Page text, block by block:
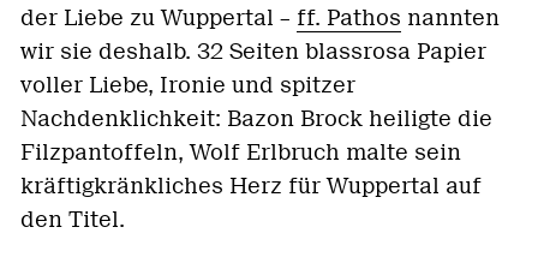
der Liebe zu Wuppertal – ff. Pathos nannten
wir sie deshalb. 32 Seiten blassrosa Papier
voller Liebe, Ironie und spitzer
Nachdenklichkeit: Bazon Brock heiligte die
Filzpantoffeln, Wolf Erlbruch malte sein
kräftigkränkliches Herz für Wuppertal auf
den Titel.